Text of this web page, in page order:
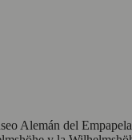
Alemán del